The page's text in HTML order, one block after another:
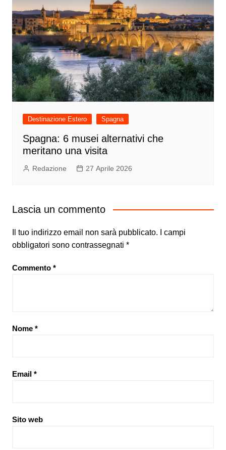
Destinazione Estero Spagna
Spagna: 6 musei alternativi che
meritano una visita
Redazione 27 Aprile 2026
Lascia un commento
Il tuo indirizzo email non sarà pubblicato.
I campi
obbligatori sono contrassegnati *
Commento *
Nome *
Email *
Sito web